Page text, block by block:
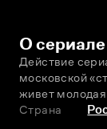
О сериале
Действие
московской
живет
Страна